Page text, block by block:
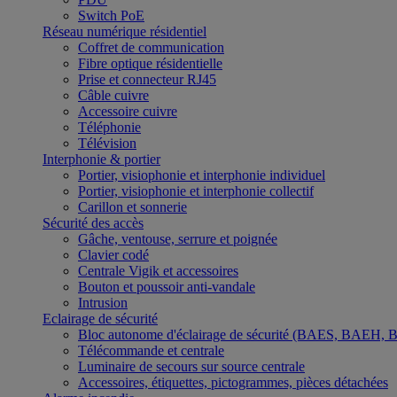
Switch PoE
Réseau numérique résidentiel
Coffret de communication
Fibre optique résidentielle
Prise et connecteur RJ45
Câble cuivre
Accessoire cuivre
Téléphonie
Télévision
Interphonie & portier
Portier, visiophonie et interphonie individuel
Portier, visiophonie et interphonie collectif
Carillon et sonnerie
Sécurité des accès
Gâche, ventouse, serrure et poignée
Clavier codé
Centrale Vigik et accessoires
Bouton et poussoir anti-vandale
Intrusion
Eclairage de sécurité
Bloc autonome d'éclairage de sécurité (BAES,
Télécommande et centrale
Luminaire de secours sur source centrale
Accessoires, étiquettes, pictogrammes, pièces détachées